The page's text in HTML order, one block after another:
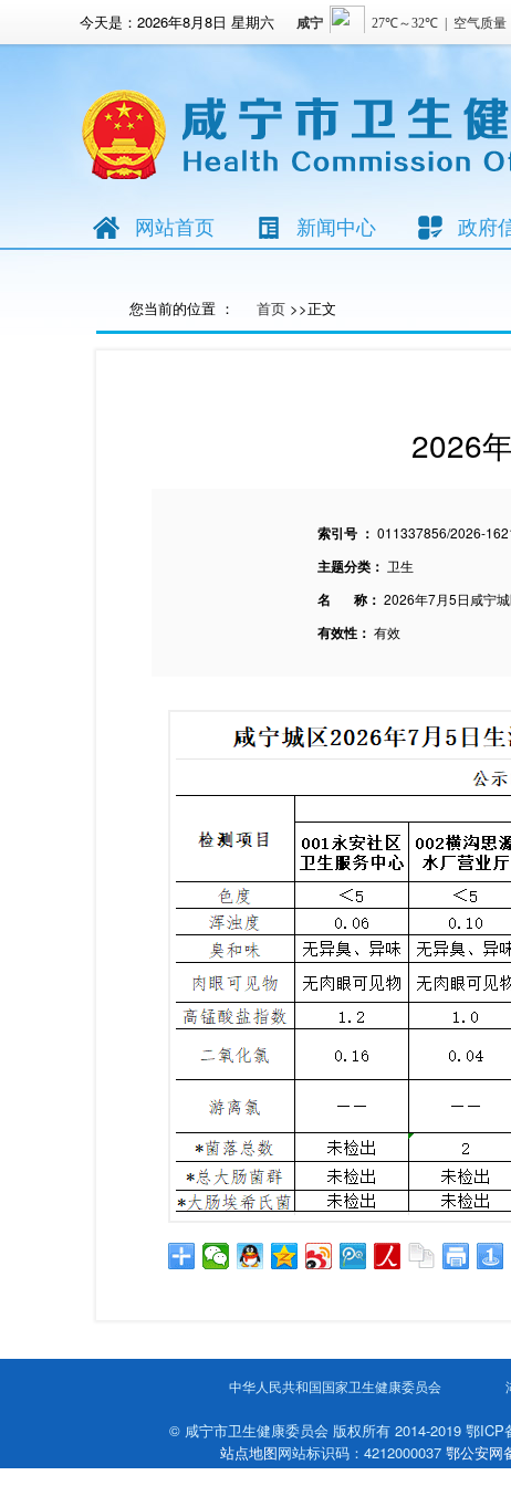
今天是： 2026年8月8日 星期六
网站首页 新闻中心 政府
您当前的位置 ： 首页 >>正文
2026
索引号 ： 011337856/2026-
主题分类： 卫生
名 称： 2026年7月5日咸宁
有效性： 有效
中华人民共和国国家卫生健康委员会
© 咸宁市卫生健康委员会 版权所有 2014-2019 鄂
站点地图网站标识码：4212000037 鄂公安网